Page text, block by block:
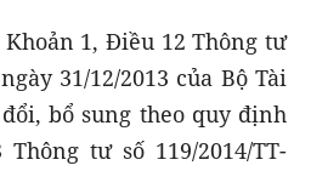
1, Điều 12 Thông tư
ngày 31/12/2013 của Bộ Tài
bổ sung theo quy định
tư số 119/2014/TT-